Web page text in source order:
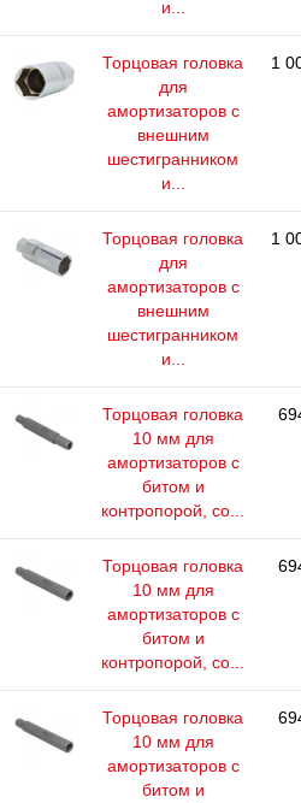
и...
Торцовая головка
для
амортизаторов с
внешним
шестигранником
и...
1
Торцовая головка
для
амортизаторов с
внешним
шестигранником
и...
1
Торцовая головка
10 мм для
амортизаторов с
битом и
контропорой, со...
Торцовая головка
10 мм для
амортизаторов с
битом и
контропорой, со...
Торцовая головка
10 мм для
амортизаторов с
битом и